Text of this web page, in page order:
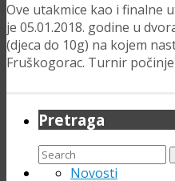
Ove utakmice kao i finalne
je 05.01.2018. godine u
(djeca do 10g) na kojem
Fruškogorac. Turnir počinje
Pretraga
Search
for:
Novosti